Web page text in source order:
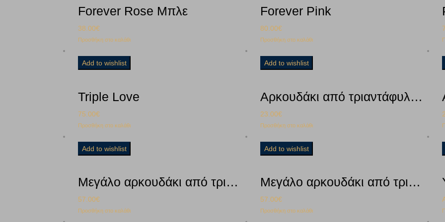
Forever Rose Μπλε
38.00€
Προσθήκη στο καλάθι
Forever Pink
80.00€
Προσθήκη στο καλάθι
Add to wishlist
Triple Love
75.00€
Προσθήκη στο καλάθι
Add to wishlist
Αρκουδάκι από τριαντάφυλλα Red
23.00€
Προσθήκη στο καλάθι
Add to wishlist
Μεγάλο αρκουδάκι από τριαντάφυλλα Pink
57.00€
Προσθήκη στο καλάθι
Add to wishlist
Μεγάλο αρκουδάκι από τριαντάφυλλα Red
57.00€
Προσθήκη στο καλάθι